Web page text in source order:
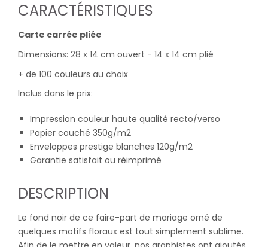
CARACTÉRISTIQUES
Carte carrée pliée
Dimensions: 28 x 14 cm ouvert - 14 x 14 cm plié
+ de 100 couleurs au choix
Inclus dans le prix:
Impression couleur haute qualité recto/verso
Papier couché 350g/m2
Enveloppes prestige blanches 120g/m2
Garantie satisfait ou réimprimé
DESCRIPTION
Le fond noir de ce faire-part de mariage orné de
quelques motifs floraux est tout simplement sublime.